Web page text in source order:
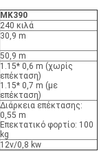
MK390
240 κιλά
30,9 m
50,9 m
1.15* 0,6 m (χωρίς
επέκταση)
1.15* 0,7 m (με
επέκταση)
Διάρκεια επέκτασης:
0,55 m
Επεκτατικό φορτίο: 100
kg
12v/0,8 kw